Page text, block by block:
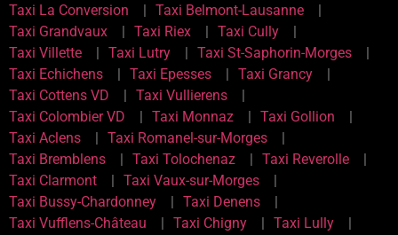
Taxi La Conversion
Taxi Belmont-Lausanne
Taxi Grandvaux
Taxi Riex
Taxi Cully
Taxi Villette
Taxi Lutry
Taxi St-Saphorin-Morges
Taxi Echichens
Taxi Epesses
Taxi Grancy
Taxi Cottens VD
Taxi Vullierens
Taxi Colombier VD
Taxi Monnaz
Taxi Gollion
Taxi Aclens
Taxi Romanel-sur-Morges
Taxi Bremblens
Taxi Tolochenaz
Taxi Reverolle
Taxi Clarmont
Taxi Vaux-sur-Morges
Taxi Bussy-Chardonney
Taxi Denens
Taxi Vufflens-Château
Taxi Chigny
Taxi Lully